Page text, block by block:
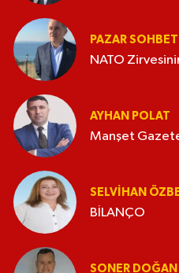
PAZAR
NATO
AYHAN POLAT
Manşet
SELVIHAN
BİLANÇO
SONER DOĞAN